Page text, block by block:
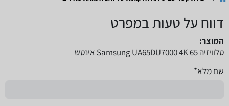
דווח על טעות במפרט
המוצר:
טלוויזיה Samsung UA65DU7000 4K 65 אינטש
שם מלא*